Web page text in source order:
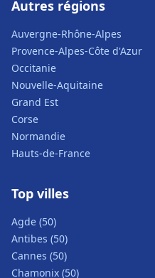
Autres régions
Auvergne-Rhône-Alpes
Provence-Alpes-Côte d'Azur
Occitanie
Nouvelle-Aquitaine
Grand Est
Corse
Normandie
Hauts-de-France
Top villes
Agde (50)
Antibes (50)
Cannes (50)
Chamonix (50)